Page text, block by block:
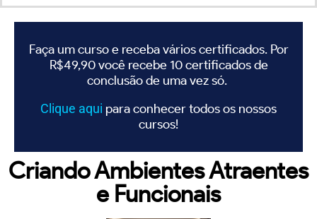
Faça um curso e receba vários certificados. Por
R$49,90 você recebe 10 certificados de
conclusão de uma vez só.
Clique aqui para conhecer todos os nossos
cursos!
Criando Ambientes Atraentes
e Funcionais